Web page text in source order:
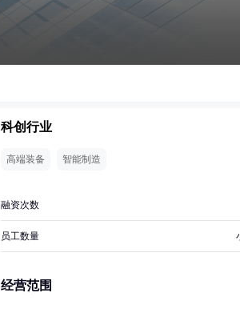
科创行业
高端装备 智能制造
融资次数
员工数量
经营范围